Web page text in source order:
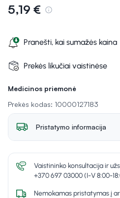
Medicinos priemonė
Prekės kodas: 10000127183
5,19 €
Pranešti, kai sumažės kaina
Prekės likučiai vaistinėse
Pristatymo informacija
Vaistininko konsultacija ir
+370 697 03000 (I-V 8:00-
Nemokamas pristatymas į